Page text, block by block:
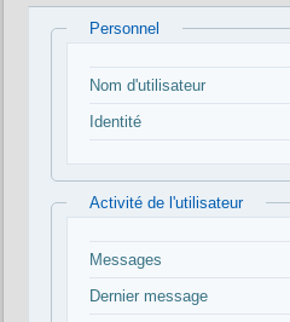
Personnel
Nom d'utilisateur
Identité
Activité de l'utilisateur
Messages
Dernier message